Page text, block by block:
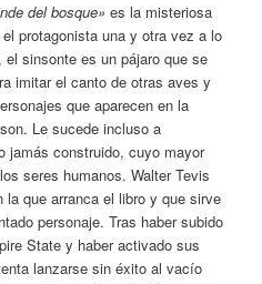
del bosque» es la misteriosa
protagonista una y otra vez a lo
sinsonte es un pájaro que se
imitar el canto de otras aves y
que aparecen en la
Le sucede incluso a
jamás construido, cuyo mayor
seres humanos. Walter Tevis
que arranca el libro y que sirve
personaje. Tras haber subido
State y haber activado sus
lanzarse sin éxito al vacío